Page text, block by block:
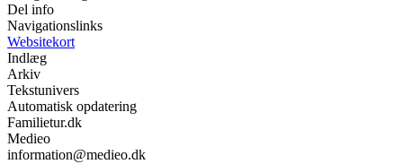
Del info
Navigationslinks
Websitekort
Indlæg
Arkiv
Tekstunivers
Automatisk opdatering
Familietur.dk
Medieo
information@medieo.dk